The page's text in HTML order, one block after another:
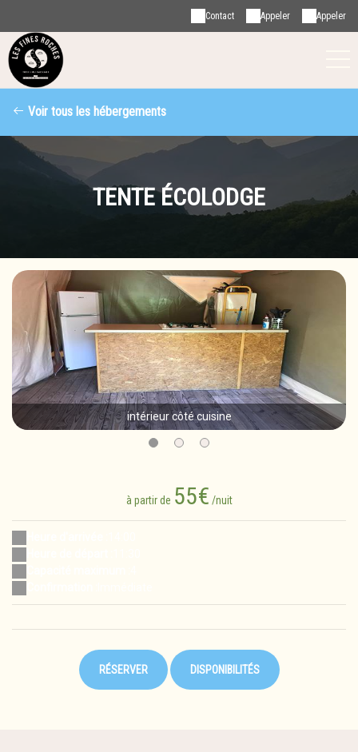
Appeler
Appeler
Contact
Voir tous les hébergements
TENTE ÉCOLODGE
intérieur côté cuisine
à partir de 55€ /nuit
RÉSERVER DISPONIBILITÉS